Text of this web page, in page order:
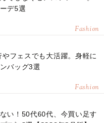
デ5選
Fashion
やフェスでも大活躍。身軽に
バッグ3選
Fashion
い！50代60代、今買い足す